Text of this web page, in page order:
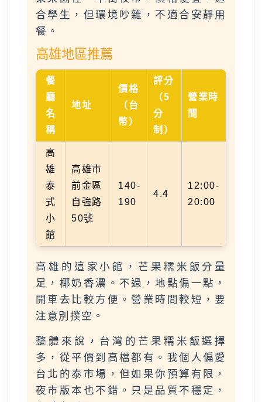
合學生，但環境吵雜，不適合安靜用
餐。
高雄地區推薦
餐
廳
名
稱
地址
價格
（台
幣）
評分
（5
分
制）
營業時
間
高
雄
泰
式
小
館
高雄市
前金區
自強路
50號
140-
190
4.4
12:00-
20:00
高雄的這家小館，芒果糯米飯分量
足，椰奶香濃。不過，地點偏一點，
開車去比較方便。營業時間較短，要
注意別撲空。
整體來說，台灣的芒果糯米飯選擇
多，從平價到高檔都有。我個人偏愛
台北的泰市場，但如果你預算有限，
夜市版本也不錯。只是品質不穩定，